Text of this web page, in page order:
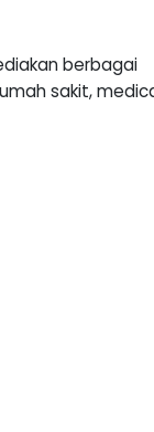
berbagai
sakit,